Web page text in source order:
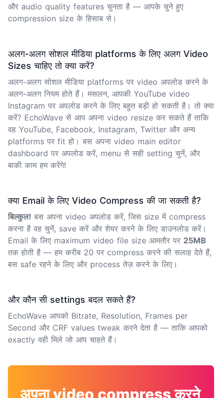
और audio quality features चुनता है — आपके चुने हुए
compression size के हिसाब से।
अलग-अलग सोशल मीडिया platforms के लिए अलग Video
Sizes चाहिए तो क्या करें?
अलग-अलग सोशल मीडिया platforms पर video अपलोड करने के
अलग-अलग नियम होते हैं। मसलन, आपकी YouTube video
Instagram पर अपलोड करने के लिए बहुत बड़ी हो सकती है। तो क्या
करें? EchoWave से आप अपना video resize कर सकते हैं ताकि
वह YouTube, Facebook, Instagram, Twitter और अन्य
platforms पर fit हो। बस अपना video main editor
dashboard पर अपलोड करें, menu से सही setting चुनें, और
बाकी काम हम करेंगे!
क्या Email के लिए Video Compress की जा सकती है?
बिल्कुल! बस अपना video अपलोड करें, जिस size में compress
करना है वह चुनें, save करें और शेयर करने के लिए डाउनलोड करें।
Email के लिए maximum video file size आमतौर पर 25MB
तक होती है — हम करीब 20 पर compress करने की सलाह देते हैं,
बस safe रहने के लिए और process तेज़ करने के लिए।
और कौन सी settings बदल सकते हैं?
EchoWave आपको Bitrate, Resolution, Frames per
Second और CRF values tweak करने देता है — ताकि आपको
exactly वही मिले जो आप चाहते हैं।
अपना video compress करने